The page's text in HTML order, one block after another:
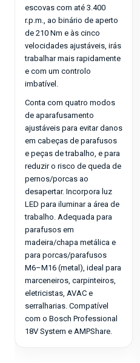
escovas com até 3.400
r.p.m., ao binário de aperto
de 210 Nm e às cinco
velocidades ajustáveis, irás
trabalhar mais rapidamente
e com um controlo
imbatível.
Conta com quatro modos
de aparafusamento
ajustáveis para evitar danos
em cabeças de parafusos
e peças de trabalho, e para
reduzir o risco de queda de
pernos/porcas ao
desapertar. Incorpora luz
LED para iluminar a área de
trabalho. Adequada para
parafusos em
madeira/chapa metálica e
para porcas/parafusos
M6–M16 (metal), ideal para
marceneiros, carpinteiros,
eletricistas, AVAC e
serralharias. Compatível
com o Bosch Professional
18V System e AMPShare.